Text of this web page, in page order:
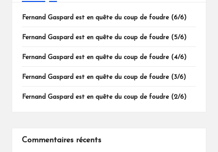
Fernand Gaspard est en quête du coup de foudre (6/6)
Fernand Gaspard est en quête du coup de foudre (5/6)
Fernand Gaspard est en quête du coup de foudre (4/6)
Fernand Gaspard est en quête du coup de foudre (3/6)
Fernand Gaspard est en quête du coup de foudre (2/6)
Commentaires récents